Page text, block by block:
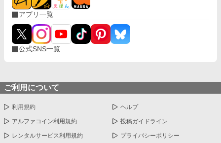
アプリ一覧
公式SNS一覧
ご利用について
利用規約 ヘルプ
アルファコイン利用規約 投稿ガイドライン
レンタルサービス利用規約 プライバシーポリシー